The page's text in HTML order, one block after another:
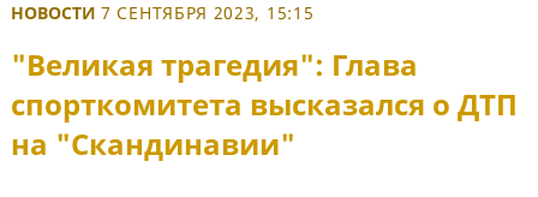
НОВОСТИ 7 СЕНТЯБРЯ 2023, 15:15
"Великая трагедия": Глава
спорткомитета высказался о ДТП
на "Скандинавии"